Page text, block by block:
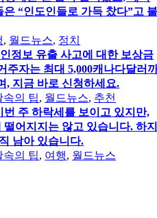
“인도인들로 가득 찼다”고
, 월드뉴스, 정치
정보 유출 사고에 대한 보상금
주자는 최대 5,000캐나다달러
, 지금 바로 신청하세요.
속의 팁, 월드뉴스, 추천
주 하락세를 보이고 있지만,
어지지는 않고 있습니다. 하
남아 있습니다.
속의 팁, 여행, 월드뉴스